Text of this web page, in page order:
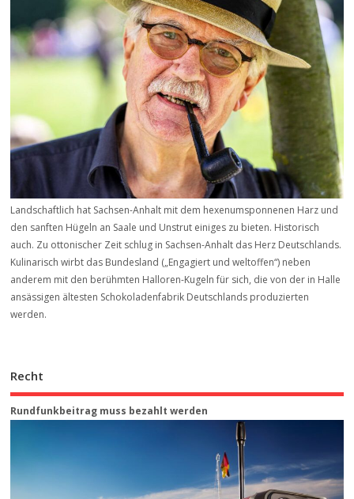
Landschaftlich hat Sachsen-Anhalt mit dem hexenumsponnenen Harz und
den sanften Hügeln an Saale und Unstrut einiges zu bieten. Historisch
auch. Zu ottonischer Zeit schlug in Sachsen-Anhalt das Herz Deutschlands.
Kulinarisch wirbt das Bundesland („Engagiert und weltoffen“) neben
anderem mit den berühmten Halloren-Kugeln für sich, die von der in Halle
ansässigen ältesten Schokoladenfabrik Deutschlands produzierten
werden.
Recht
Rundfunkbeitrag muss bezahlt werden